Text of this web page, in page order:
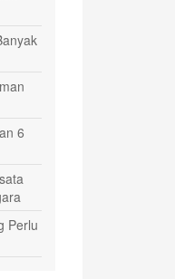
6
Perlu